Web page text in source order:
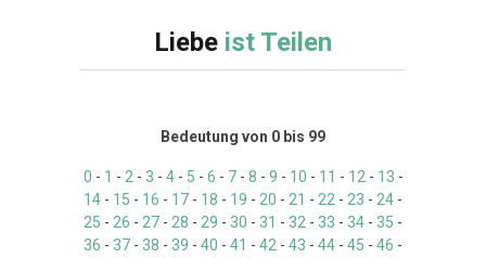
Liebe ist Teilen
Bedeutung von 0 bis 99
0 - 1 - 2 - 3 - 4- 5 - 6 - 7- 8 - 9 - 10 - 11 - 12 - 13 -
14 - 15 - 16 - 17 - 18 - 19 - 20 - 21 - 22 - 23 - 24 -
25 - 26 - 27 - 28 - 29 - 30 - 31 - 32 - 33 - 34 - 35 -
36 - 37 - 38 - 39 - 40 - 41 - 42 - 43 - 44 - 45 - 46 -